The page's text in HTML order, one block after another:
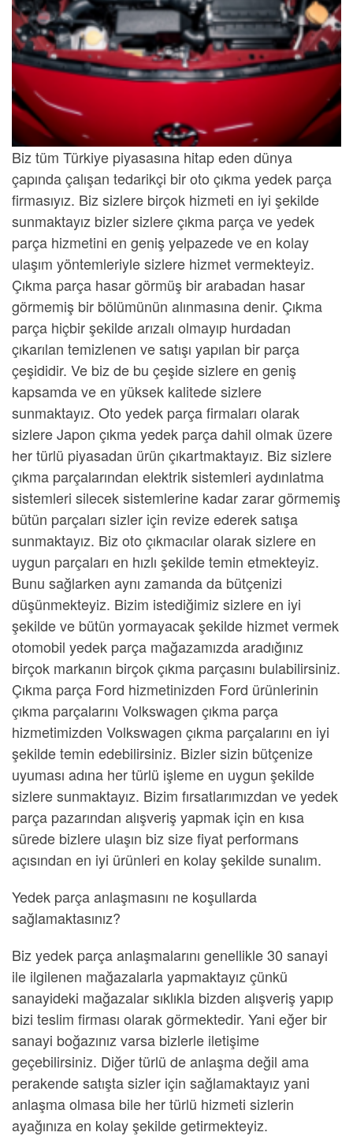
Biz tüm Türkiye piyasasına hitap eden dünya
çapında çalışan tedarikçi biroto çıkma yedek parça
firmasıyız. Biz sizlere birçok hizmeti en iyi şekilde
sunmaktayız bizler sizlereçıkma parça ve yedek
parça hizmetini en geniş yelpazede ve en kolay
ulaşım yöntemleriyle sizlere hizmet vermekteyiz.
Çıkma parça hasar görmüş bir arabadan hasar
görmemiş bir bölümünün alınmasına denir. Çıkma
parça hiçbir şekilde arızalı olmayıp hurdadan
çıkarılan temizlenen ve satışı yapılan bir parça
çeşididir. Ve biz de bu çeşide sizlere en geniş
kapsamda ve en yüksek kalitede sizlere
sunmaktayız. Oto yedek parça firmaları olarak
sizlereJapon çıkma yedek parçadahil olmak üzere
her türlü piyasadan ürün çıkartmaktayız. Biz sizlere
çıkma parçalarından elektrik sistemleri aydınlatma
sistemleri silecek sistemlerine kadar zarar görmemiş
bütün parçaları sizler için revize ederek satışa
sunmaktayız. Biz oto çıkmacılarolarak sizlere en
uygun parçaları en hızlı şekilde temin etmekteyiz.
Bunu sağlarken aynı zamanda da bütçenizi
düşünmekteyiz. Bizim istediğimiz sizlere en iyi
şekilde ve bütün yormayacak şekilde hizmet vermek
otomobil yedek parça mağazamızda aradığınız
birçok markanın birçok çıkma parçasını bulabilirsiniz.
Çıkma parça Ford hizmetinizden Ford ürünlerinin
çıkma parçalarını Volkswagen çıkma parça
hizmetimizden Volkswagen çıkma parçalarını en iyi
şekilde temin edebilirsiniz. Bizler sizin bütçenize
uyuması adına her türlü işleme en uygun şekilde
sizlere sunmaktayız. Bizim fırsatlarımızdan veyedek
parça pazarından alışveriş yapmak için en kısa
sürede bizlere ulaşın biz size fiyat performans
açısından en iyi ürünleri en kolay şekilde sunalım.
Yedek parça anlaşmasını ne koşullarda
sağlamaktasınız?
Biz yedek parça anlaşmalarını genellikle 30 sanayi
ile ilgilenen mağazalarla yapmaktayız çünkü
sanayideki mağazalar sıklıkla bizden alışveriş yapıp
bizi teslim firması olarak görmektedir. Yani eğer bir
sanayi boğazınız varsa bizlerle iletişime
geçebilirsiniz. Diğer türlü de anlaşma değil ama
perakende satışta sizler için sağlamaktayız yani
anlaşma olmasa bile her türlü hizmeti sizlerin
ayağınıza en kolay şekilde getirmekteyiz.